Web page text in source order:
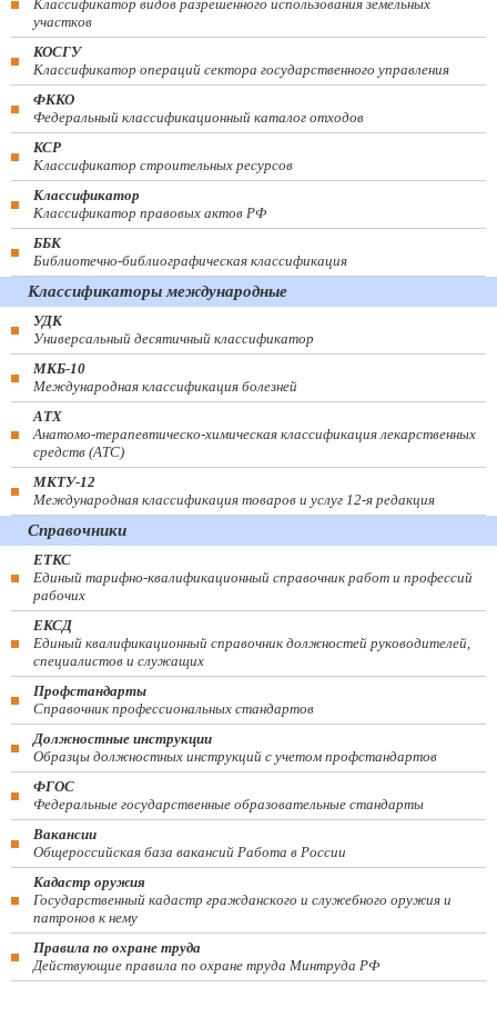
Классификатор видов разрешенного использования земельных
участков
КОСГУ
Классификатор операций сектора государственного управления
ФККО
Федеральный классификационный каталог отходов
КСР
Классификатор строительных ресурсов
Классификатор
Классификатор правовых актов РФ
ББК
Библиотечно-библиографическая классификация
Классификаторы международные
УДК
Универсальный десятичный классификатор
МКБ-10
Международная классификация болезней
АТХ
Анатомо-терапевтическо-химическая классификация лекарственных
средств (ATC)
МКТУ-12
Международная классификация товаров и услуг 12-я редакция
Справочники
ЕТКС
Единый тарифно-квалификационный справочник работ и профессий
рабочих
ЕКСД
Единый квалификационный справочник должностей руководителей,
специалистов и служащих
Профстандарты
Справочник профессиональных стандартов
Должностные инструкции
Образцы должностных инструкций с учетом профстандартов
ФГОС
Федеральные государственные образовательные стандарты
Вакансии
Общероссийская база вакансий Работа в России
Кадастр оружия
Государственный кадастр гражданского и служебного оружия и
патронов к нему
Правила по охране труда
Действующие правила по охране труда Минтруда РФ